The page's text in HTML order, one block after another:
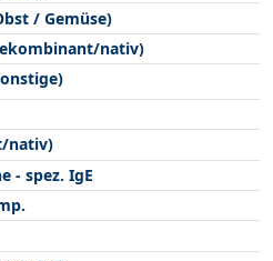
/ Gemüse)
nativ)
nativ)
- spez. IgE